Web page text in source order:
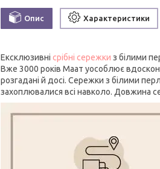
Опис Характеристики
Ексклюзивні срібні сережки з білими
Вже 3000 років Маат уособлює
розгадані й досі. Сережки з білими
захоплювалися всі навколо. Довжина